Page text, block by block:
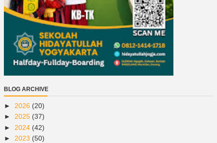
BLOG ARCHIVE
► 2026 (20)
► 2025 (37)
► 2024 (42)
► 2023 (50)